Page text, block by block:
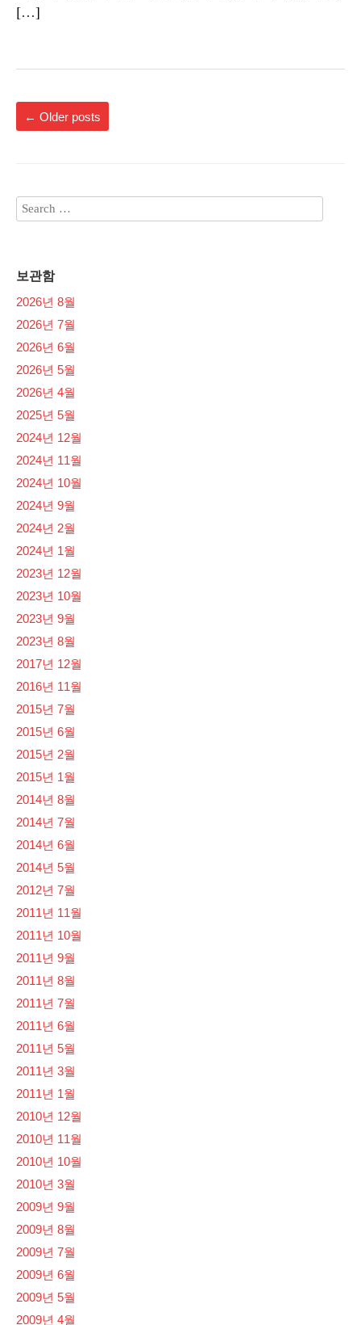
[…]
← Older posts
보관함
2026년 8월
2026년 7월
2026년 6월
2026년 5월
2026년 4월
2025년 5월
2024년 12월
2024년 11월
2024년 10월
2024년 9월
2024년 2월
2024년 1월
2023년 12월
2023년 10월
2023년 9월
2023년 8월
2017년 12월
2016년 11월
2015년 7월
2015년 6월
2015년 2월
2015년 1월
2014년 8월
2014년 7월
2014년 6월
2014년 5월
2012년 7월
2011년 11월
2011년 10월
2011년 9월
2011년 8월
2011년 7월
2011년 6월
2011년 5월
2011년 3월
2011년 1월
2010년 12월
2010년 11월
2010년 10월
2010년 3월
2009년 9월
2009년 8월
2009년 7월
2009년 6월
2009년 5월
2009년 4월